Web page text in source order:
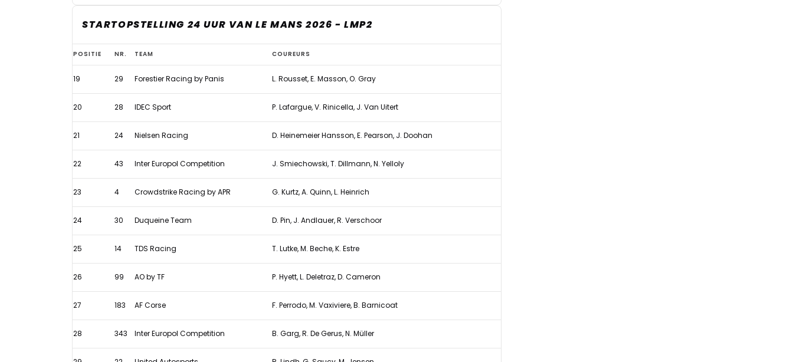
STARTOPSTELLING 24 UUR VAN LE MANS 2026 - LMP2
Startopstelling
24
uur
van
Mans
2026
POSITIE NR. TEAM COUREURS
19 29 Forestier Racing by Panis L. Rousset, E. Masson, O. Gray
20 28 IDEC Sport P. Lafargue, V. Rinicella, J. Van Uitert
21 24 Nielsen Racing D. Heinemeier Hansson, E. Pearson, J. Doohan
22 43 Inter Europol Competition J. Smiechowski, T. Dillmann, N. Yelloly
23 4 Crowdstrike Racing by APR G. Kurtz, A. Quinn, L. Heinrich
24 30 Duqueine Team D. Pin, J. Andlauer, R. Verschoor
25 14 TDS Racing T. Lutke, M. Beche, K. Estre
26 99 AO by TF P. Hyett, L. Deletraz, D. Cameron
27 183 AF Corse F. Perrodo, M. Vaxiviere, B. Barnicoat
28 343 Inter Europol Competition B. Garg, R. De Gerus, N. Müller